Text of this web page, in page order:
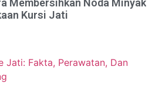
Membersihkan Noda Minyak
Kursi Jati